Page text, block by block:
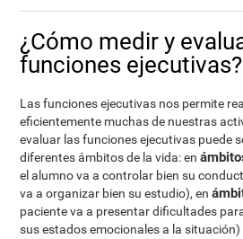
¿Cómo medir y
funciones ejecutivas?
Las funciones ejecutivas nos permite
eficientemente muchas de nuestras
evaluar las funciones ejecutivas puede
diferentes ámbitos de la vida: en
el alumno va a controlar bien su
va a organizar bien su estudio), en
paciente va a presentar dificultades
sus estados emocionales a la